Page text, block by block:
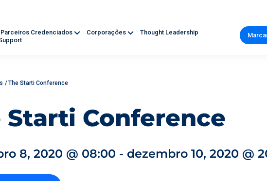
Parceiros Credenciados Corporações
Thought Leadership
/The Starti Conference
Starti Conference
8, 2020 @ 08:00 - dezembro 10, 2020 @